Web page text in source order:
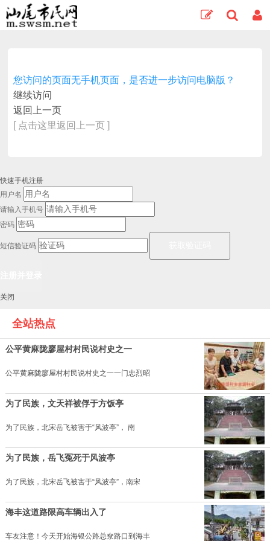
您访问的页面无手机页面，是否进一步访问电脑版？
继续访问
返回上一页
[ 点击这里返回上一页 ]
快速手机注册
用户名
请输入手机号
密码
短信验证码
关闭
全站热点
公平黄麻陇廖屋村村民说村史之一
公平黄麻陇廖屋村村民说村史之一一门忠烈昭
为了民族，文天祥被俘于方饭亭
为了民族，北宋岳飞被害于“风波亭”， 南
为了民族，岳飞冤死于风波亭
为了民族，北宋岳飞被害于“风波亭”，南宋
海丰这道路限高车辆出入了
车友注意！今天开始海银公路总尞路口到海丰